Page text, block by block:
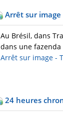
Arrêt sur image
Au Brésil, dans
dans une
Arrêt sur image -
24 heures